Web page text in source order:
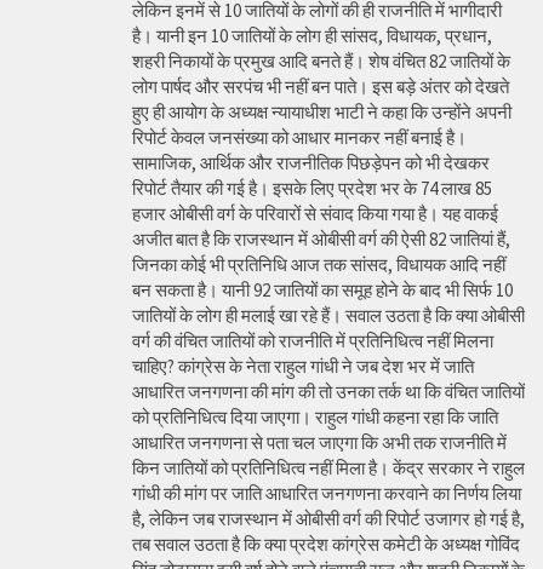
लेकिन इनमें से 10 जातियों के लोगों की ही राजनीति में भागीदारी
है। यानी इन 10 जातियों के लोग ही सांसद, विधायक, प्रधान,
शहरी निकायों के प्रमुख आदि बनते हैं। शेष वंचित 82 जातियों के
लोग पार्षद और सरपंच भी नहीं बन पाते। इस बड़े अंतर को देखते
हुए ही आयोग के अध्यक्ष न्यायाधीश भाटी ने कहा कि उन्होंने अपनी
रिपोर्ट केवल जनसंख्या को आधार मानकर नहीं बनाई है।
सामाजिक, आर्थिक और राजनीतिक पिछड़ेपन को भी देखकर
रिपोर्ट तैयार की गई है। इसके लिए प्रदेश भर के 74 लाख 85
हजार ओबीसी वर्ग के परिवारों से संवाद किया गया है। यह वाकई
अजीत बात है कि राजस्थान में ओबीसी वर्ग की ऐसी 82 जातियां हैं,
जिनका कोई भी प्रतिनिधि आज तक सांसद, विधायक आदि नहीं
बन सकता है। यानी 92 जातियों का समूह होने के बाद भी सिर्फ 10
जातियों के लोग ही मलाई खा रहे हैं। सवाल उठता है कि क्या ओबीसी
वर्ग की वंचित जातियों को राजनीति में प्रतिनिधित्व नहीं मिलना
चाहिए? कांग्रेस के नेता राहुल गांधी ने जब देश भर में जाति
आधारित जनगणना की मांग की तो उनका तर्क था कि वंचित जातियों
को प्रतिनिधित्व दिया जाएगा। राहुल गांधी कहना रहा कि जाति
आधारित जनगणना से पता चल जाएगा कि अभी तक राजनीति में
किन जातियों को प्रतिनिधित्व नहीं मिला है। केंद्र सरकार ने राहुल
गांधी की मांग पर जाति आधारित जनगणना करवाने का निर्णय लिया
है, लेकिन जब राजस्थान में ओबीसी वर्ग की रिपोर्ट उजागर हो गई है,
तब सवाल उठता है कि क्या प्रदेश कांग्रेस कमेटी के अध्यक्ष गोविंद